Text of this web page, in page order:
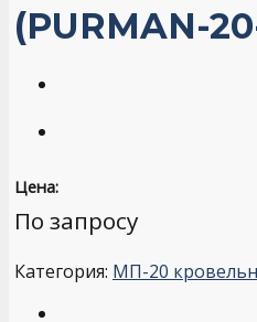
(PURMAN-
Цена:
По запросу
Категория: МП-20